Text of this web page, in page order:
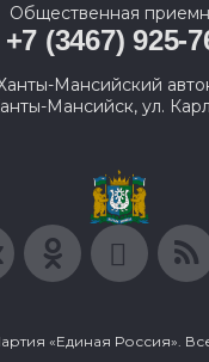
Общественная
+7 (3467) 925-
Мансийский
Мансийск, ул.
«Единая Россия».